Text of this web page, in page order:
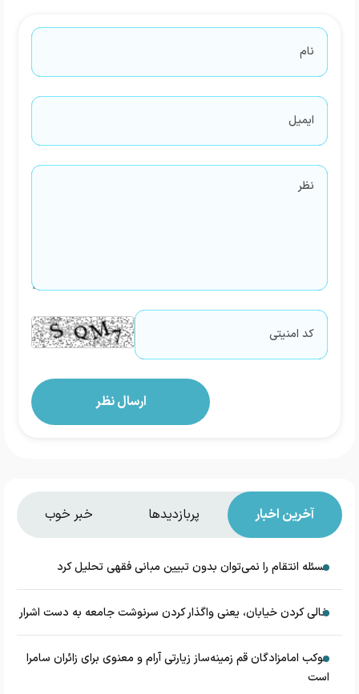
آخرین اخبار پربازدیدها خبر خوب
مسئله انتقام را نمی‌توان بدون تبیین مبانی فقهی تحلیل کرد
خالی کردن خیابان، یعنی واگذار کردن سرنوشت جامعه به دست اشرار
موکب امامزادگان قم زمینه‌ساز زیارتی آرام و معنوی برای زائران سامرا
است